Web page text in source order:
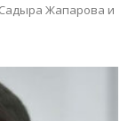
Жапарова и